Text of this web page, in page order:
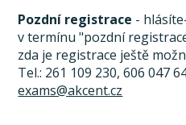
Pozdní registrace -
v termínu "pozdní
zda je registrace ještě
Tel.: 261 109 230, 606 047
exams@akcent.cz